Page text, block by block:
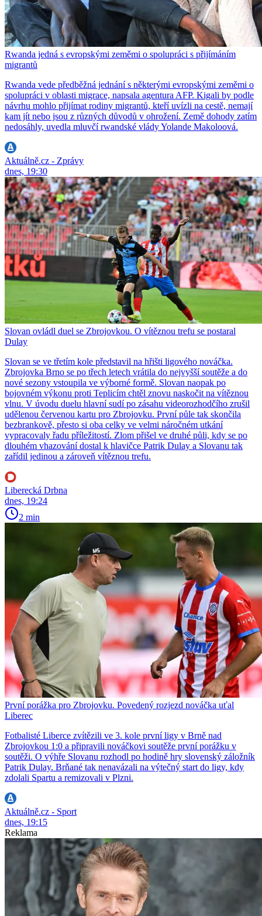
Rwanda jedná s evropskými zeměmi o spolupráci s přijímáním
migrantů
Rwanda vede předběžná jednání s některými evropskými zeměmi o
spolupráci v oblasti migrace, napsala agentura AFP. Kigali by podle
návrhu mohlo přijímat rodiny migrantů, kteří uvízli na cestě, nemají
kam jít nebo jsou z různých důvodů v ohrožení. Země dohody zatím
nedosáhly, uvedla mluvčí rwandské vlády Yolande Makoloová.
Aktuálně.cz - Zprávy
dnes, 19:30
Slovan ovládl duel se Zbrojovkou. O vítěznou trefu se postaral
Dulay
Slovan se ve třetím kole představil na hřišti ligového nováčka.
Zbrojovka Brno se po třech letech vrátila do nejvyšší soutěže a do
nové sezony vstoupila ve výborné formě. Slovan naopak po
bojovném výkonu proti Teplicím chtěl znovu naskočit na vítěznou
vlnu. V úvodu duelu hlavní sudí po zásahu videorozhodčího zrušil
udělenou červenou kartu pro Zbrojovku. První půle tak skončila
bezbrankově, přesto si oba celky ve velmi náročném utkání
vypracovaly řadu příležitostí. Zlom přišel ve druhé půli, kdy se po
dlouhém vhazování dostal k hlavičce Patrik Dulay a Slovanu tak
zařídil jedinou a zároveň vítěznou trefu.
Liberecká Drbna
dnes, 19:24
2 min
První porážka pro Zbrojovku. Povedený rozjezd nováčka uťal
Liberec
Fotbalisté Liberce zvítězili ve 3. kole první ligy v Brně nad
Zbrojovkou 1:0 a připravili nováčkovi soutěže první porážku v
soutěži. O výhře Slovanu rozhodl po hodině hry slovenský záložník
Patrik Dulay. Brňané tak nenavázali na výtečný start do ligy, kdy
zdolali Spartu a remizovali v Plzni.
Aktuálně.cz - Sport
dnes, 19:15
Reklama